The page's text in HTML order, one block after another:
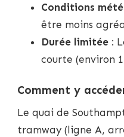
Conditions
être moins
Durée limitée :
courte (environ
Comment y
Le quai de
tramway (ligne A,